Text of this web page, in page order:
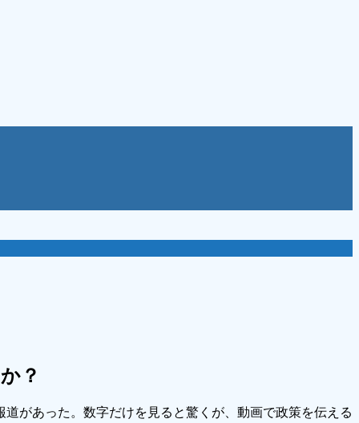
？
道があった。数字だけを見ると驚くが、動画で政策を伝える